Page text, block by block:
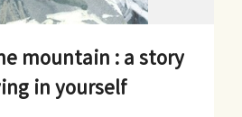
mountain : a story
in yourself